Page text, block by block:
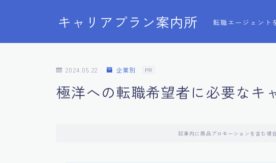
キャリアプラン案内所 転職エージェント
2024.05.22 企業別 PR
極洋への転職希望者に必要なキ
記事内に商品プロモーションを含む場